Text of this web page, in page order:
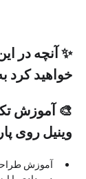
✨ آنچه در
خواهید کرد
🎨 آموزش
وینیل روی
آموزش طراحی سه‌بعدی